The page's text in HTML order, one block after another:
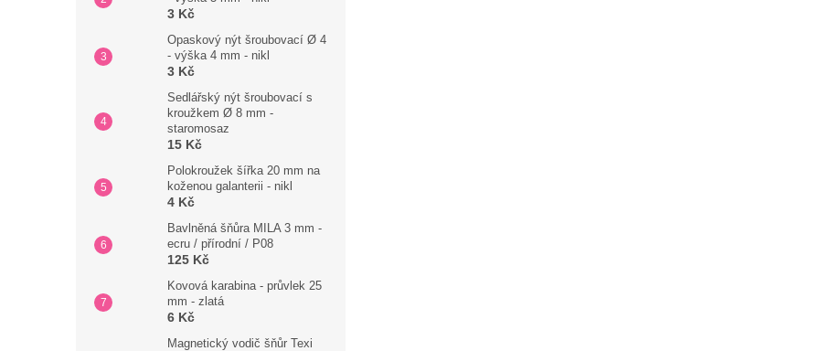
3 Kč
Opaskový nýt šroubovací Ø 4
- výška 4 mm - nikl
3 Kč
Sedlářský nýt šroubovací s
kroužkem Ø 8 mm -
staromosaz
15 Kč
Polokroužek šířka 20 mm na
koženou galanterii - nikl
4 Kč
Bavlněná šňůra MILA 3 mm -
ecru / přírodní / P08
125 Kč
Kovová karabina - průvlek 25
mm - zlatá
6 Kč
Magnetický vodič šňůr Texi